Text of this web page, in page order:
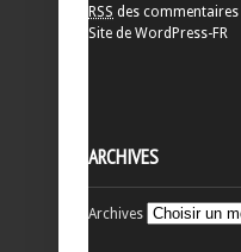
RSS des commentaires
Site de WordPress-FR
ARCHIVES
Archives